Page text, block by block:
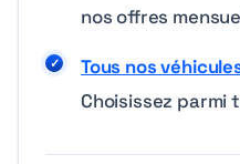
nos offres
Tous nos
Choisissez